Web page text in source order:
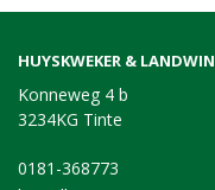
HUYSKWEKER &
Konneweg 4 b
3234KG Tinte
0181-368773